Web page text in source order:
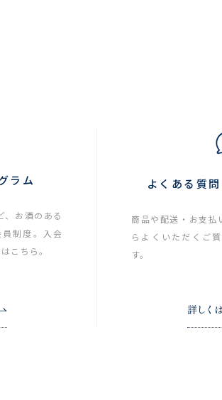
ラム
、お酒のある
制度。入会
こちら。
よくある質
商品や配送・お支払
らよくいただくご
す。
詳しく